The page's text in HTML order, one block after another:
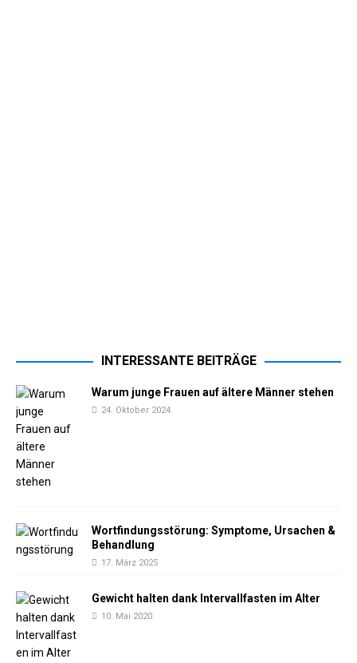
INTERESSANTE BEITRÄGE
Warum junge Frauen auf ältere Männer stehen
24. Oktober 2024
Wortfindungsstörung: Symptome, Ursachen &
Behandlung
17. März 2025
Gewicht halten dank Intervallfasten im Alter
10. Mai 2020